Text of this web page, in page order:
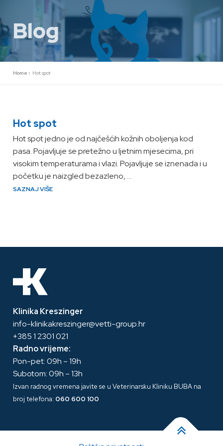
na
sadržajBlog
Home » Hot spot
Hot spot
Hot spot jedno je od najčešćih kožnih oboljenja kod
pasa. Pojavljuje se pretežno u ljetnim mjesecima, pri
visokim temperaturama i vlazi. Pojavljuje se iznenada i u
početku je naizgled bezazleno, …
SAZNAJ VIŠE
Klinika Kreszinger
info-klinikakreszinger@vetti-group.hr
+385 1 2301 021
Radno vrijeme:
Pon-pet: 09h – 19h
Subotom: 09h – 13h
Izvan radnog vremena javite se u Veterinarsku Kliniku BUBA na
broj telefona: 060 600 100